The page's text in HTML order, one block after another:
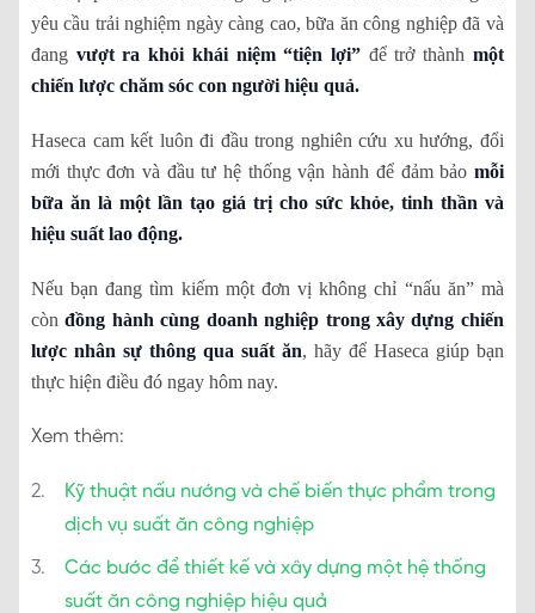
yêu cầu trải nghiệm ngày càng cao, bữa ăn công nghiệp đã và
đang vượt ra khỏi khái niệm “tiện lợi” để trở thành một
chiến lược chăm sóc con người hiệu quả.
Haseca cam kết luôn đi đầu trong nghiên cứu xu hướng, đổi
mới thực đơn và đầu tư hệ thống vận hành để đảm bảo mỗi
bữa ăn là một lần tạo giá trị cho sức khỏe, tinh thần và
hiệu suất lao động.
Nếu bạn đang tìm kiếm một đơn vị không chỉ “nấu ăn” mà
cònđồng hành cùng doanh nghiệp trong xây dựng chiến
lược nhân sự thông qua suất ăn, hãy để Haseca giúp bạn
thực hiện điều đó ngay hôm nay.
Xem thêm:
Kỹ thuật nấu nướng và chế biến thực phẩm trong
dịch vụ suất ăn công nghiệp
Các bước để thiết kế và xây dựng một hệ thống
suất ăn công nghiệp hiệu quả